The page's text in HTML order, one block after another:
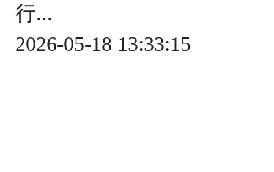
行...
2026-05-18 13:33:15